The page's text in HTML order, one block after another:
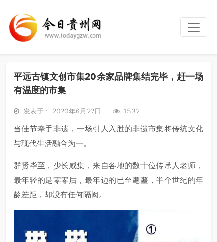
平远古镇文创市集20余家品牌集结完毕，赶一场
有温度的市集
发表于： 2020年6月22日 1532
当佳节牵手非遗，一场引人入胜的非遗市集将传统文化
与现代生活融合为一。
群贤毕至，少长咸集，来自各地的数十位传承人老师，
最年轻的是零零后，最年迈的已至耄耋，半个世纪的年
龄差距，却没有任何隔阂。